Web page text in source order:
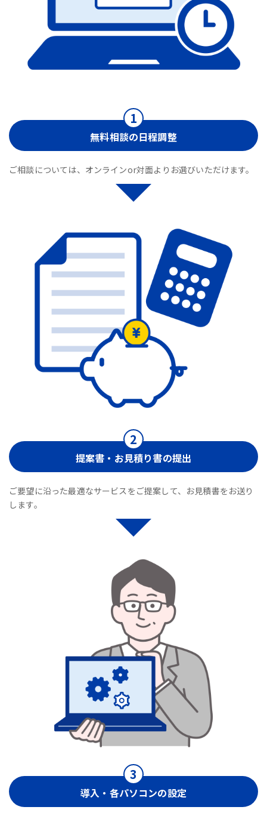
無料相談の日程調整
ご相談については、オンラインor対面よりお選びいただけます。
提案書・お見積り書の提出
ご要望に沿った最適なサービスをご提案して、お見積書をお送り
します。
導入・各パソコンの設定